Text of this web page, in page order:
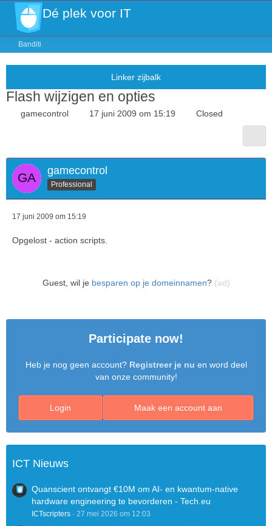
Dé plek voor IT
Banditi
Flash wijzigen en opties
gamecontrol 17 juni 2009 om 15:19 Closed
gamecontrol
Professional
17 juni 2009 om 15:19
Opgelost - action scripts.
Guest, wil je besparen op je domeinnamen? (ad)
Participate now!
Heb je nog geen account? Registreer je nu en word deel
van onze community!
Maak een account aan
Login
ICT Nieuws
Quanscient ontvangt €10M om AI- en kwantum-native
hardware engineering te bevorderen - Tech.eu
ICTscripters 27 mei 2026 om 12:03